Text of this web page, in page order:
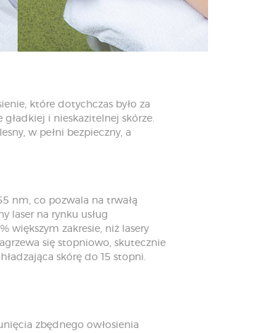
które dotychczas było za
i nieskazitelnej skórze.
w pełni bezpieczny, a
nm, co pozwala na trwałą
laser na rynku usług
większym zakresie, niż lasery
się stopniowo, skutecznie
skórę do 15 stopni.
zbędnego owłosienia